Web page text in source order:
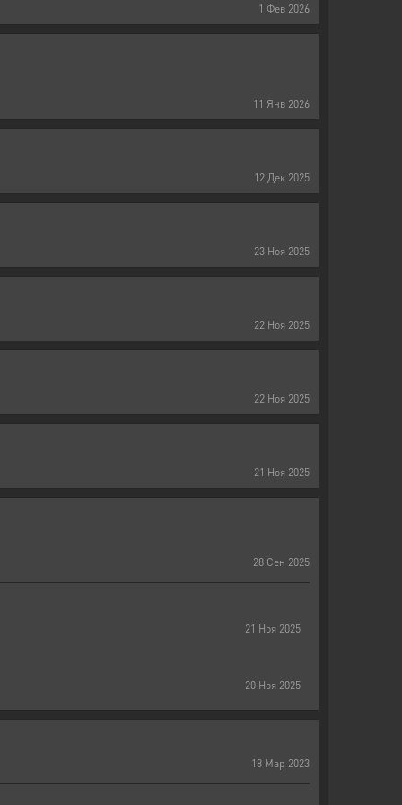
1 Фев 2026
11 Янв 2026
12 Дек 2025
23 Ноя 2025
22 Ноя 2025
22 Ноя 2025
21 Ноя 2025
28 Сен 2025
21 Ноя 2025
20 Ноя 2025
18 Мар 2023